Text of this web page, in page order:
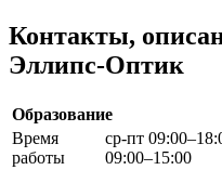
Контакты,
Эллипс-Оптик
Образование
Время
работы
ср-пт
09:00–15:00